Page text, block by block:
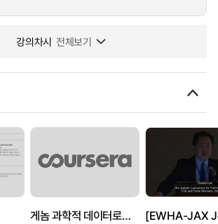
강의차시 전체보기
게놈 과학적 데이터로서의 Python(파이썬)